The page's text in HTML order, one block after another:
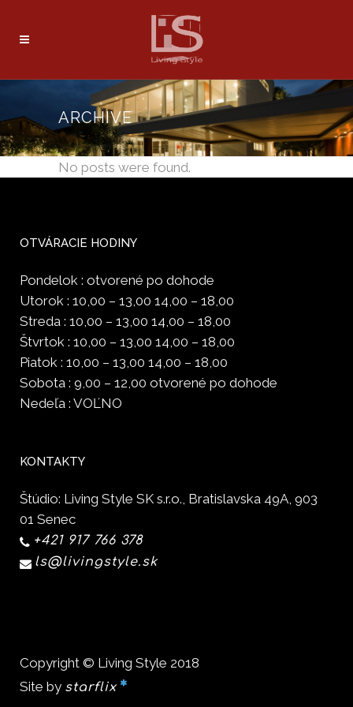
ARCHIVE
No posts were found.
OTVÁRACIE HODINY
Pondelok : otvorené po dohode
Utorok : 10,00 – 13,00 14,00 – 18,00
Streda : 10,00 – 13,00 14,00 – 18,00
Štvrtok : 10,00 – 13,00 14,00 – 18,00
Piatok : 10,00 – 13,00 14,00 – 18,00
Sobota : 9,00 – 12,00 otvorené po dohode
Nedeľa : VOĽNO
KONTAKTY
Štúdio: Living Style SK s.r.o., Bratislavska 49A, 903
01 Senec
+421 917 766 378
ls@livingstyle.sk
Copyright © Living Style 2018
Site by starflix